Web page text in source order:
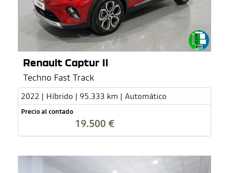
Renault Captur II
Techno Fast Track
2022 | Híbrido | 95.333 km | Automático
Precio al contado
19.500 €